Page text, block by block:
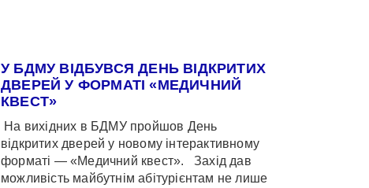
У БДМУ ВІДБУВСЯ ДЕНЬ ВІДКРИТИХ
ДВЕРЕЙ У ФОРМАТІ «МЕДИЧНИЙ
КВЕСТ»
На вихідних в БДМУ пройшов День
відкритих дверей у новому інтерактивному
форматі — «Медичний квест». Захід дав
можливість майбутнім абітурієнтам не лише